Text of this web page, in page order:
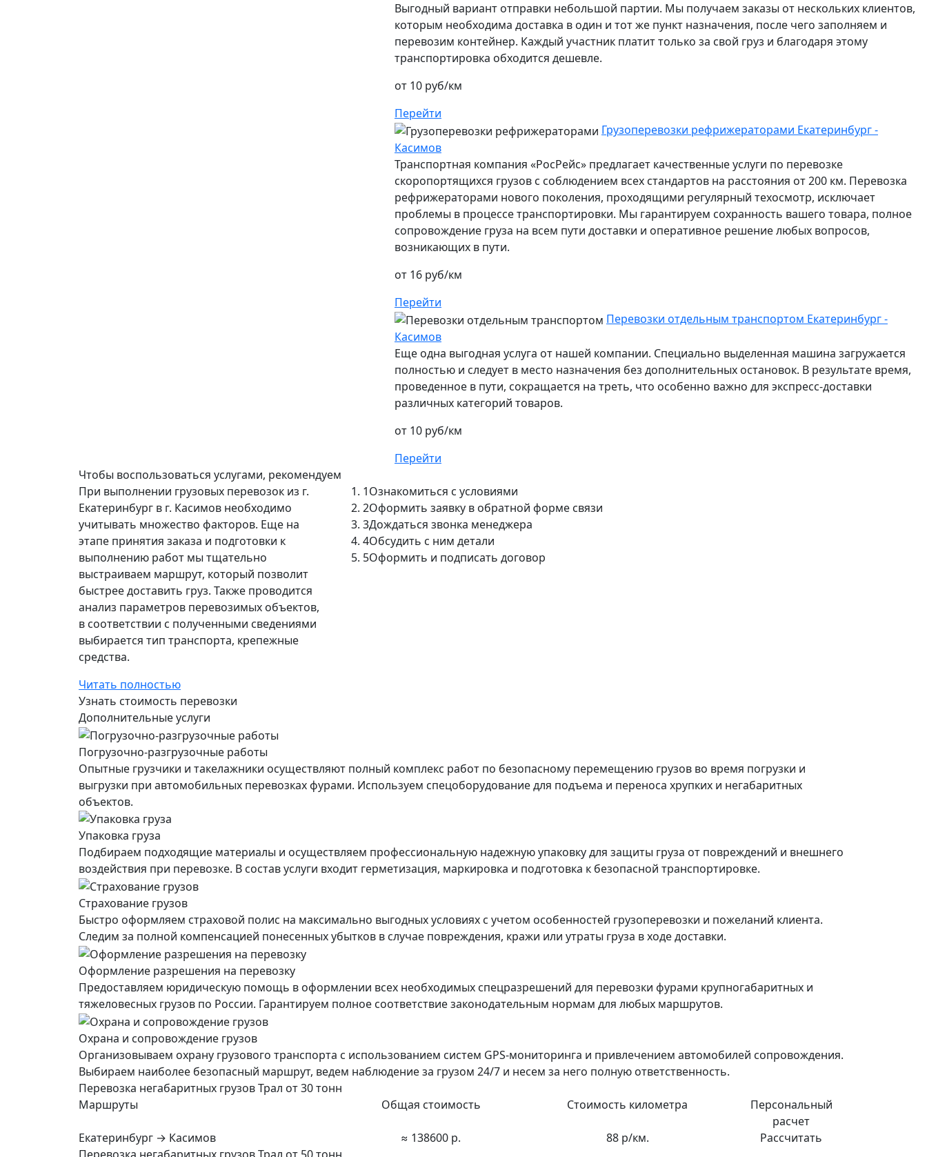
Выгодный вариант отправки небольшой партии. Мы получаем заказы от нескольких клиентов,
которым необходима доставка в один и тот же пункт назначения, после чего заполняем и
перевозим контейнер. Каждый участник платит только за свой груз и благодаря этому
транспортировка обходится дешевле.
от 10 руб/км
Перейти
Грузоперевозки рефрижераторами Екатеринбург -
Касимов
Транспортная компания «РосРейс» предлагает качественные услуги по перевозке
скоропортящихся грузов с соблюдением всех стандартов на расстояния от 200 км. Перевозка
рефрижераторами нового поколения, проходящими регулярный техосмотр, исключает
проблемы в процессе транспортировки. Мы гарантируем сохранность вашего товара, полное
сопровождение груза на всем пути доставки и оперативное решение любых вопросов,
возникающих в пути.
от 16 руб/км
Перейти
Перевозки отдельным транспортом Екатеринбург -
Касимов
Еще одна выгодная услуга от нашей компании. Специально выделенная машина загружается
полностью и следует в место назначения без дополнительных остановок. В результате время,
проведенное в пути, сокращается на треть, что особенно важно для экспресс-доставки
различных категорий товаров.
от 10 руб/км
Перейти
Чтобы воспользоваться услугами, рекомендуем
При выполнении грузовых перевозок из г.
Екатеринбург в г. Касимов необходимо
учитывать множество факторов. Еще на
этапе принятия заказа и подготовки к
выполнению работ мы тщательно
выстраиваем маршрут, который позволит
быстрее доставить груз. Также проводится
анализ параметров перевозимых объектов,
в соответствии с полученными сведениями
выбирается тип транспорта, крепежные
средства.
Читать полностью
Узнать стоимость перевозки
1Ознакомиться с условиями
2Оформить заявку в обратной форме связи
3Дождаться звонка менеджера
4Обсудить с ним детали
5Оформить и подписать договор
Дополнительные услуги
Погрузочно-разгрузочные работы
Опытные грузчики и такелажники осуществляют полный комплекс работ по безопасному перемещению грузов во время погрузки и
выгрузки при автомобильных перевозках фурами. Используем спецоборудование для подъема и переноса хрупких и негабаритных
объектов.
Упаковка груза
Подбираем подходящие материалы и осуществляем профессиональную надежную упаковку для защиты груза от повреждений и внешнего
воздействия при перевозке. В состав услуги входит герметизация, маркировка и подготовка к безопасной транспортировке.
Страхование грузов
Быстро оформляем страховой полис на максимально выгодных условиях с учетом особенностей грузоперевозки и пожеланий клиента.
Следим за полной компенсацией понесенных убытков в случае повреждения, кражи или утраты груза в ходе доставки.
Оформление разрешения на перевозку
Предоставляем юридическую помощь в оформлении всех необходимых спецразрешений для перевозки фурами крупногабаритных и
тяжеловесных грузов по России. Гарантируем полное соответствие законодательным нормам для любых маршрутов.
Охрана и сопровождение грузов
Организовываем охрану грузового транспорта с использованием систем GPS-мониторинга и привлечением автомобилей сопровождения.
Выбираем наиболее безопасный маршрут, ведем наблюдение за грузом 24/7 и несем за него полную ответственность.
Перевозка негабаритных грузов Трал от 30 тонн
Маршруты
Общая стоимость Стоимость километра
Персональный
расчет
Екатеринбург → Касимов
≈ 138600 р. 88 р/км.
Рассчитать
Перевозка негабаритных грузов Трал от 50 тонн